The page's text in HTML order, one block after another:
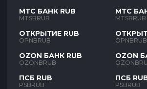
МТС БАНК RUB
MTSBRUB
ОТКРЫТИЕ RUB
OPNBRUB
OZON БАНК RUB
OZONBRUB
ПСБ RUB
PSBRUB
МТС
MTSBRUB
OPNBRUB
OZON
ПСБ
PSBRUB